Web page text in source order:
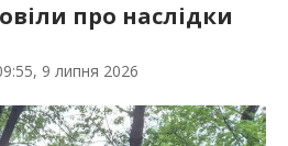
про наслідки
9 липня 2026